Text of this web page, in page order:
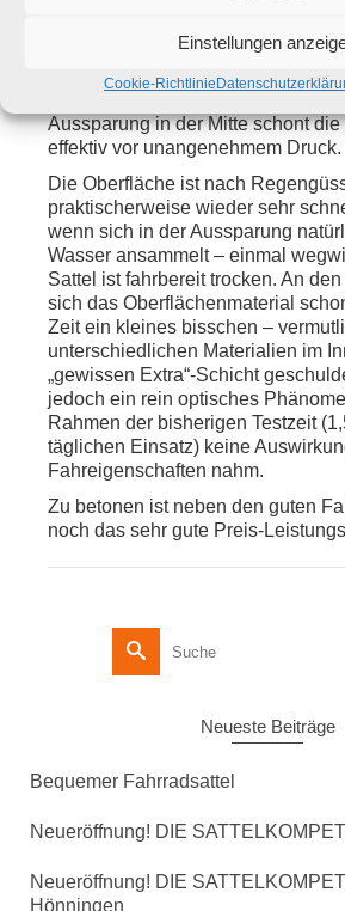
Einstellungen
Cookie-Richtlinie
Moment an angenehm. Dabei
auch nach mehreren Kilometern
Aussparung in der Mitte schont
effektiv vor unangenehmem Druck.
Die Oberfläche ist nach
praktischerweise wieder sehr
wenn sich in der Aussparung
Wasser ansammelt – einmal
Sattel ist fahrbereit trocken. An
sich das Oberflächenmaterial
Zeit ein kleines bisschen –
unterschiedlichen Materialien im
„gewissen Extra“-Schicht
jedoch ein rein optisches
Rahmen der bisherigen Testzeit
täglichen Einsatz) keine
Fahreigenschaften nahm.
Zu betonen ist neben den guten
noch das sehr gute Preis-
Suche
nach:
Neueste Beiträge
Bequemer Fahrradsattel
Neueröffnung! DIE
Neueröffnung! DIE
Hönningen